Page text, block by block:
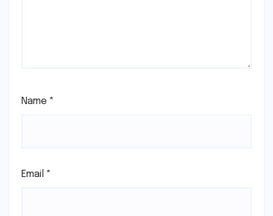
Name *
Email *